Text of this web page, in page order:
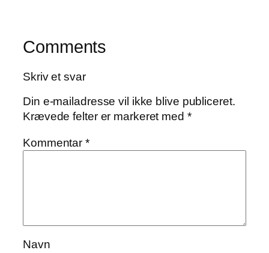
Comments
Skriv et svar
Din e-mailadresse vil ikke blive publiceret.
Krævede felter er markeret med *
Kommentar*
Navn